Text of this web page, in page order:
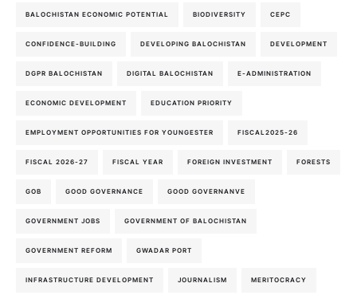
BALOCHISTAN ECONOMIC POTENTIAL BIODIVERSITY CEPC
CONFIDENCE-BUILDING DEVELOPING BALOCHISTAN DEVELOPMENT
DGPR BALOCHISTAN DIGITAL BALOCHISTAN E-ADMINISTRATION
ECONOMIC DEVELOPMENT EDUCATION PRIORITY
EMPLOYMENT OPPORTUNITIES FOR YOUNGESTER FISCAL2025-26
FISCAL 2026-27 FISCAL YEAR FOREIGN INVESTMENT FORESTS
GOB GOOD GOVERNANCE GOOD GOVERNANVE
GOVERNMENT JOBS GOVERNMENT OF BALOCHISTAN
GOVERNMENT REFORM GWADAR PORT
INFRASTRUCTURE DEVELOPMENT JOURNALISM MERITOCRACY